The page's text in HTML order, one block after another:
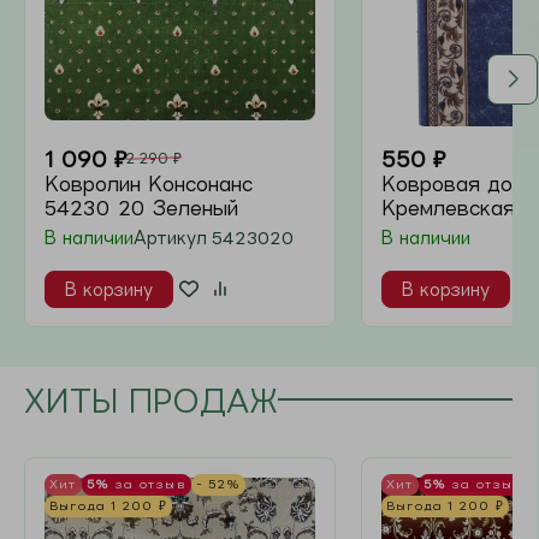
890 ₽
Ковролин палас Пэчворк
Серый
В наличии
450 ₽
Ковролин
199 Бежевый
В наличии
ЛУЧШИЕ ПРЕДЛОЖЕНИЯ